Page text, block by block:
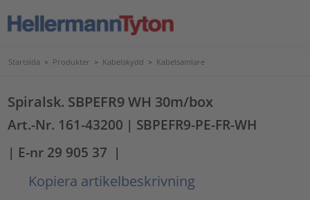
Startsida > Produkter > Kabelskydd > Kabelsamlare
Spiralsk. SBPEFR9 WH 30m/box
Art.-Nr. 161-43200 | SBPEFR9-PE-FR-WH
| E-nr 29 905 37 |
Kopiera artikelbeskrivning